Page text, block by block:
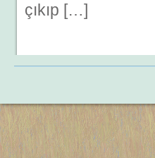
çıkıp […]